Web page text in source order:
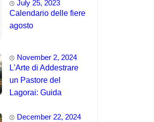
July 25, 2023
Calendario delle fiere
agosto
November 2, 2024
L'Arte di Addestrare
un Pastore del
Lagorai: Guida
Principianti
December 22, 2024